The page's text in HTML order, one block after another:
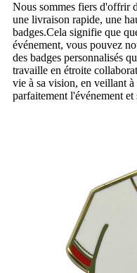
Nous sommes fiers d'offrir
une livraison rapide, une
badges.Cela signifie que
événement, vous pouvez
des badges personnalisés
travaille en étroite
vie à sa vision, en veillant
parfaitement l'événement